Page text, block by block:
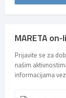
MARETA on-
Prijavite se za
našim
informacijama